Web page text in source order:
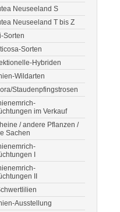
Neuseeland S
Neuseeland T bis Z
Sorten
Sorten
Hybriden
Wildarten
Staudenpfingstrosen
im Verkauf
/ andere Pflanzen /
Sachen
I
II
Ausstellung